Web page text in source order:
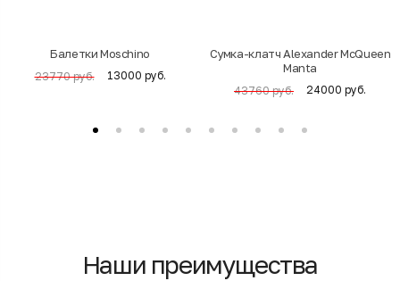
Балетки Moschino
23770 руб. 13000 руб.
Cумка-клатч Alexander McQueen
Manta
43760 руб. 24000 руб.
Наши преимущества